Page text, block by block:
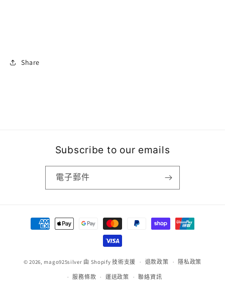
Share
Subscribe to our emails
電子郵件
式© 2026, mago925silver 由 Shopify 技術支援 退款政策 隱私政策
服務條款 運送政策 聯絡資訊